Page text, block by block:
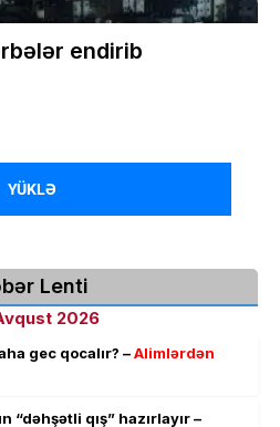
endirib
YÜKLƏ
Lenti
2026
gec qocalır? –Alimlərdən
“dəhşətli qış” hazırlayır –